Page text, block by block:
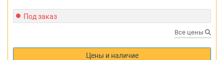
Под заказ
Все цены
Цены и наличие